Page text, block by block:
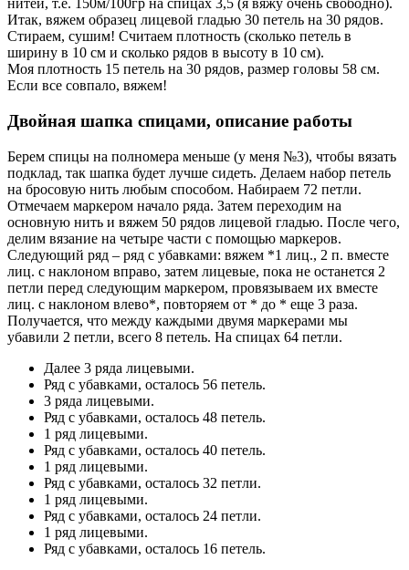
нитей, т.е. 150м/100гр на спицах 3,5 (я вяжу очень свободно).
Итак, вяжем образец лицевой гладью 30 петель на 30 рядов.
Стираем, сушим! Считаем плотность (сколько петель в
ширину в 10 см и сколько рядов в высоту в 10 см).
Моя плотность 15 петель на 30 рядов, размер головы 58 см.
Если все совпало, вяжем!
Двойная шапка спицами, описание работы
Берем спицы на полномера меньше (у меня №3), чтобы вязать
подклад, так шапка будет лучше сидеть. Делаем набор петель
на бросовую нить любым способом. Набираем 72 петли.
Отмечаем маркером начало ряда. Затем переходим на
основную нить и вяжем 50 рядов лицевой гладью. После чего,
делим вязание на четыре части с помощью маркеров.
Следующий ряд – ряд с убавками: вяжем *1 лиц., 2 п. вместе
лиц. с наклоном вправо, затем лицевые, пока не останется 2
петли перед следующим маркером, провязываем их вместе
лиц. с наклоном влево*, повторяем от * до * еще 3 раза.
Получается, что между каждыми двумя маркерами мы
убавили 2 петли, всего 8 петель. На спицах 64 петли.
Далее 3 ряда лицевыми.
Ряд с убавками, осталось 56 петель.
3 ряда лицевыми.
Ряд с убавками, осталось 48 петель.
1 ряд лицевыми.
Ряд с убавками, осталось 40 петель.
1 ряд лицевыми.
Ряд с убавками, осталось 32 петли.
1 ряд лицевыми.
Ряд с убавками, осталось 24 петли.
1 ряд лицевыми.
Ряд с убавками, осталось 16 петель.